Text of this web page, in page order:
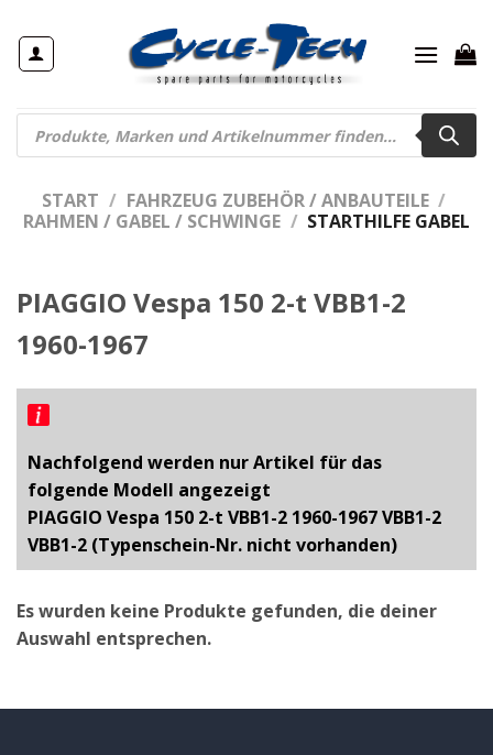
Inhalt
springen
Products
search
START / FAHRZEUG ZUBEHÖR / ANBAUTEILE /
RAHMEN / GABEL / SCHWINGE / STARTHILFE GABEL
PIAGGIO Vespa 150 2-t VBB1-2
1960-1967
Nachfolgend werden nur Artikel für das
folgende Modell angezeigt
PIAGGIO Vespa 150 2-t VBB1-2 1960-1967 VBB1-2
VBB1-2 (Typenschein-Nr. nicht vorhanden)
Es wurden keine Produkte gefunden, die deiner
Auswahl entsprechen.